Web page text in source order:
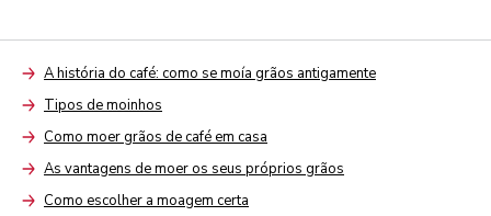
ArrowA história do café: como se moía grãos antigamente
ArrowTipos de moinhos
ArrowComo moer grãos de café em casa
ArrowAs vantagens de moer os seus próprios grãos
ArrowComo escolher a moagem certa